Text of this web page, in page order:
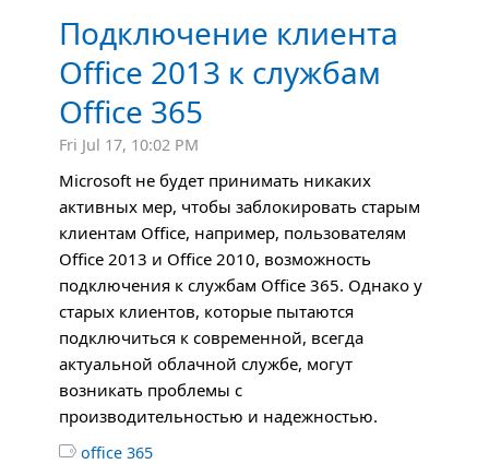
Подключение клиента
Office 2013 к службам
Office 365
Fri Jul 17, 10:02 PM
Microsoft не будет принимать никаких
активных мер, чтобы заблокировать старым
клиентам Office, например, пользователям
Office 2013 и Office 2010, возможность
подключения к службам Office 365. Однако у
старых клиентов, которые пытаются
подключиться к современной, всегда
актуальной облачной службе, могут
возникать проблемы с
производительностью и надежностью.
 office 365